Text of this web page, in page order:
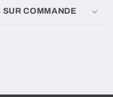
COMMANDE